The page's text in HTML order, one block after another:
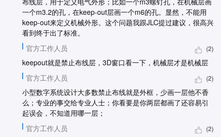
一个m3.2的孔，在keep-out层画一个m6的孔。显然，不能用
keep-out来定义机械外形。这个问题我跟JLC提过建议，很高兴
看到终于出了标准。
官方工作人员
(2)
keepout就是禁止布线层，3D窗口看一下，机械层才是机械层
官方工作人员
(2)
小型数字系统设计大多数禁止布线就是外框，少画一层他不香
么；专业的事交给专业人士；你看要是你两层都画了还容易引
起误会，不知道用哪一层；
官方工作人员
(2)